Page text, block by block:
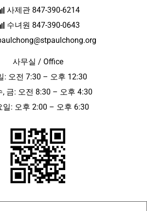
사제관 847-390-6214
수녀원 847-390-0643
사무실 / Office
: 오전 7:30 – 오후 12:30
, 금: 오전 8:30 – 오후 4:30
일: 오후 2:00 – 오후 6:30